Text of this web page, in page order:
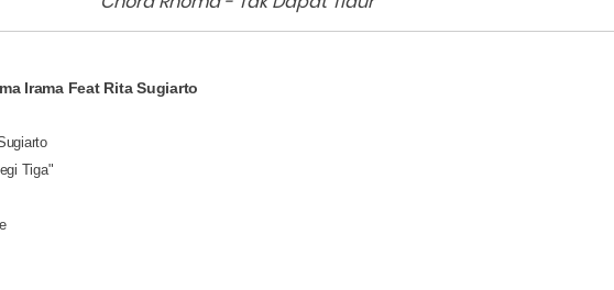
Irama Feat Rita Sugiarto
Tiga"